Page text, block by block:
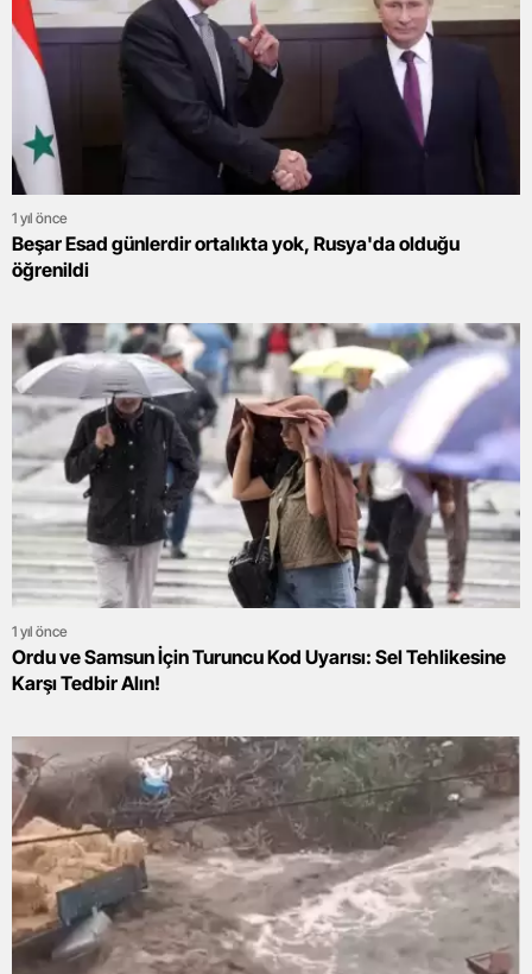
1 yıl önce
Beşar Esad günlerdir ortalıkta yok, Rusya'da olduğu
öğrenildi
1 yıl önce
Ordu ve Samsun İçin Turuncu Kod Uyarısı: Sel Tehlikesine
Karşı Tedbir Alın!